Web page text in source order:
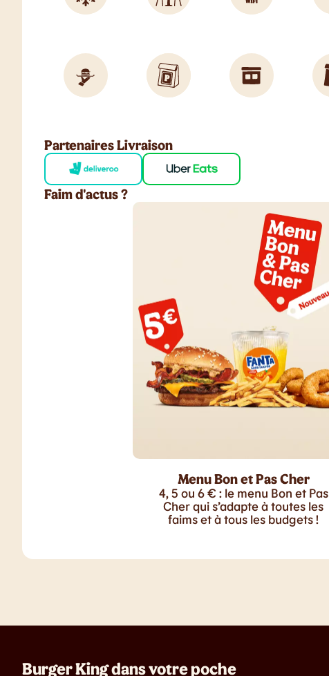
Partenaires Livraison
Faim d'actus ?
Menu Bon et Pas Cher
4, 5 ou 6 € : le menu Bon et Pas
Cher qui s’adapte à toutes les
faims et à tous les budgets !
Burger King dans votre poche